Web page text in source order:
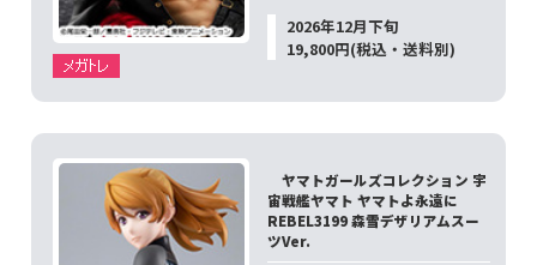
2026年12月下旬
19,800円(税込・送料別)
ヤマトガールズコレクション 宇
宙戦艦ヤマト ヤマトよ永遠に
REBEL3199 森雪デザリアムスー
ツVer.